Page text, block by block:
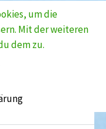
um die
Mit der weiteren
dem zu.